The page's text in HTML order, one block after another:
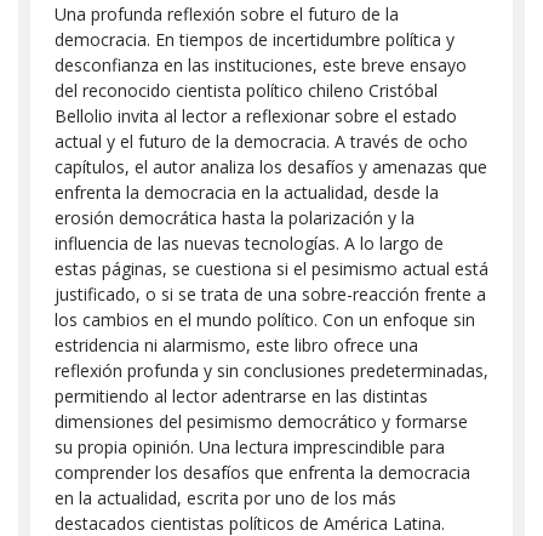
Una profunda reflexión sobre el futuro de la
democracia. En tiempos de incertidumbre política y
desconfianza en las instituciones, este breve ensayo
del reconocido cientista político chileno Cristóbal
Bellolio invita al lector a reflexionar sobre el estado
actual y el futuro de la democracia. A través de ocho
capítulos, el autor analiza los desafíos y amenazas que
enfrenta la democracia en la actualidad, desde la
erosión democrática hasta la polarización y la
influencia de las nuevas tecnologías. A lo largo de
estas páginas, se cuestiona si el pesimismo actual está
justificado, o si se trata de una sobre-reacción frente a
los cambios en el mundo político. Con un enfoque sin
estridencia ni alarmismo, este libro ofrece una
reflexión profunda y sin conclusiones predeterminadas,
permitiendo al lector adentrarse en las distintas
dimensiones del pesimismo democrático y formarse
su propia opinión. Una lectura imprescindible para
comprender los desafíos que enfrenta la democracia
en la actualidad, escrita por uno de los más
destacados cientistas políticos de América Latina.